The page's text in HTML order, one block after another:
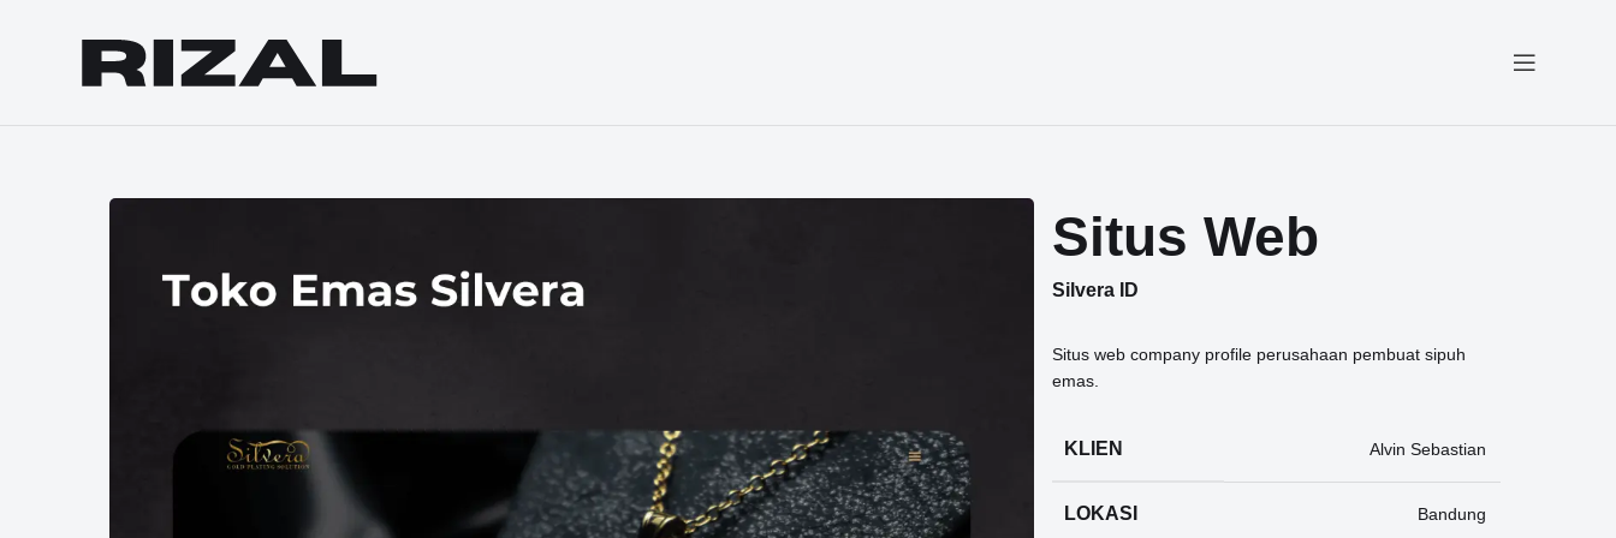
Situs Web
Silvera ID
Situs web company profile perusahaan pembuat sipuh
emas.
KLIEN Alvin Sebastian
LOKASI Bandung